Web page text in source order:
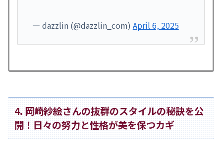
— dazzlin (@dazzlin_com) April 6, 2025
4. 岡崎紗絵さんの抜群のスタイルの秘訣を公
開！日々の努力と性格が美を保つカギ